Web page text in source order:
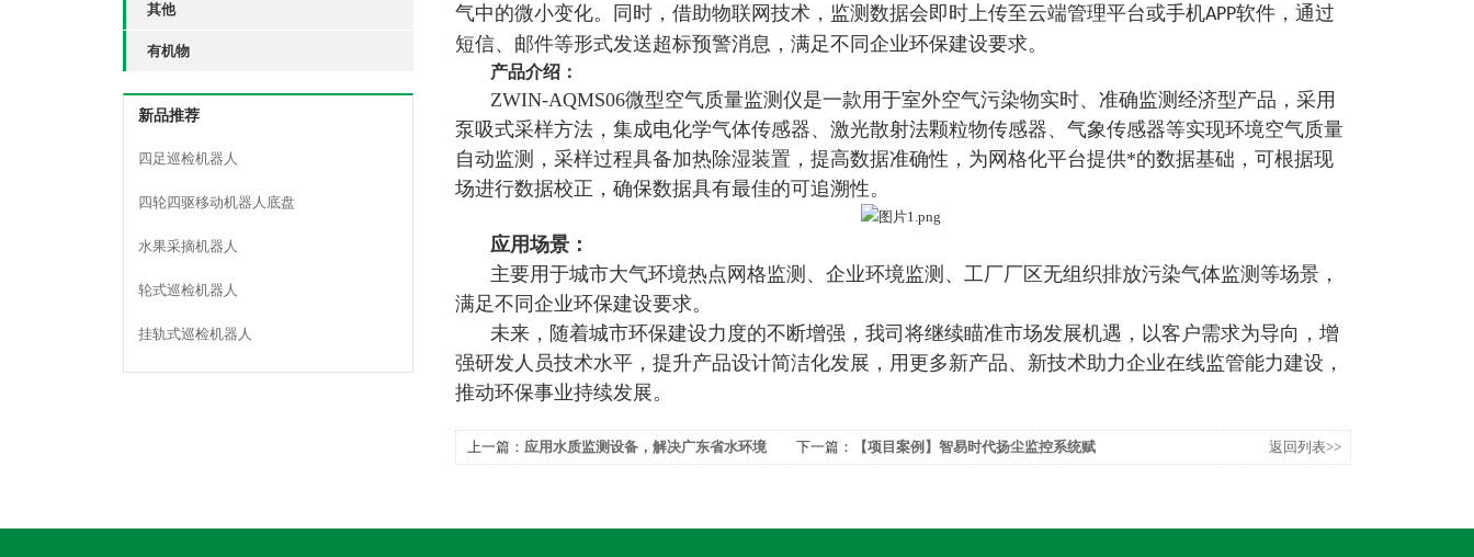
其他
有机物
新品推荐
四足巡检机器人
四轮四驱移动机器人底盘
水果采摘机器人
轮式巡检机器人
挂轨式巡检机器人
气中的微小变化。同时，借助物联网技术，监测数据会即时上传至云端管理平台或手机APP软件，通过
短信、邮件等形式发送超标预警消息，满足不同企业环保建设要求。
产品介绍：
ZWIN-AQMS06微型空气质量监测仪是一款用于室外空气污染物实时、准确监测经济型产品，采用
泵吸式采样方法，集成电化学气体传感器、激光散射法颗粒物传感器、气象传感器等实现环境空气质量
自动监测，采样过程具备加热除湿装置，提高数据准确性，为网格化平台提供*的数据基础，可根据现
场进行数据校正，确保数据具有最佳的可追溯性。
应用场景：
主要用于城市大气环境热点网格监测、企业环境监测、工厂厂区无组织排放污染气体监测等场景，
满足不同企业环保建设要求。
未来，随着城市环保建设力度的不断增强，我司将继续瞄准市场发展机遇，以客户需求为导向，增
强研发人员技术水平，提升产品设计简洁化发展，用更多新产品、新技术助力企业在线监管能力建设，
推动环保事业持续发展。
上一篇： 应用水质监测设备，解决广东省水环境
下一篇：
【项目案例】智易时代扬尘监控系统赋
返回列表>>